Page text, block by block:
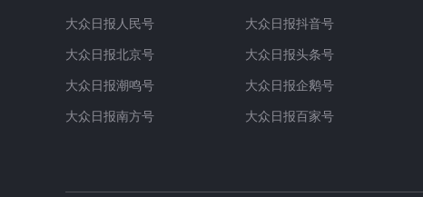
大众日报人民号
大众日报北京号
大众日报潮鸣号
大众日报南方号
大众日报抖音号
大众日报头条号
大众日报企鹅号
大众日报百家号